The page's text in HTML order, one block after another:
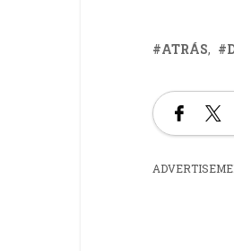
ATRÁS